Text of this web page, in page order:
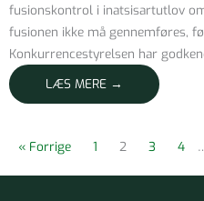
fusionskontrol i inatsisartutlov
fusionen ikke må gennemføres,
Konkurrencestyrelsen har
LÆS MERE →
« Forrige 1 2 3 4